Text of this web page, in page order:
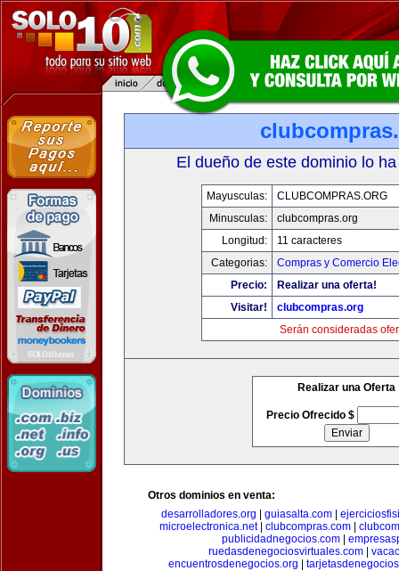
El dueño de este dominio lo
Mayusculas:
CLUBCOMPRAS.ORG
Minusculas:
clubcompras.org
Longitud:
11 caracteres
Categorias:
Compras y Comercio
Precio:
Realizar una oferta!
Visitar!
clubcompras.org
Serán consideradas
Realizar una Oferta
Precio Ofrecido $
Otros dominios en venta:
desarrolladores.org
guiasalta.com|
microelectronica.net| clubcompras.com
publicidadnegocios.com
ruedasdenegociosvirtuales.com|
encuentrosdenegocios.org